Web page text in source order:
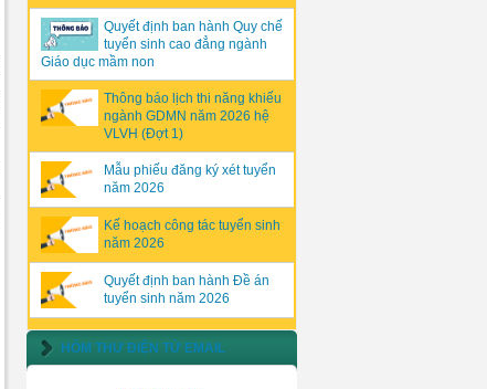
Quyết định ban hành Quy chế
tuyển sinh cao đẳng ngành
Giáo dục mầm non
Thông báo lịch thi năng khiếu
ngành GDMN năm 2026 hệ
VLVH (Đợt 1)
Mẫu phiếu đăng ký xét tuyển
năm 2026
Kế hoạch công tác tuyển sinh
năm 2026
Quyết định ban hành Đề án
tuyển sinh năm 2026
HÒM THƯ ĐIỆN TỬ EMAIL